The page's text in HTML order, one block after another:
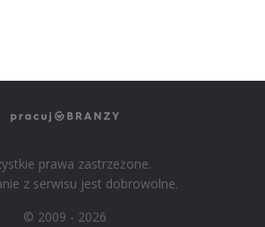
prawa zastrzeżone.
z serwisu jest dobrowolne.
© 2009 - 2026